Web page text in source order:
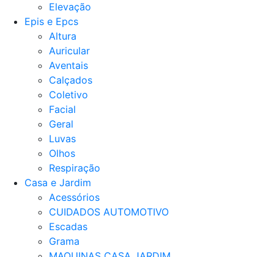
Elevação
Epis e Epcs
Altura
Auricular
Aventais
Calçados
Coletivo
Facial
Geral
Luvas
Olhos
Respiração
Casa e Jardim
Acessórios
CUIDADOS AUTOMOTIVO
Escadas
Grama